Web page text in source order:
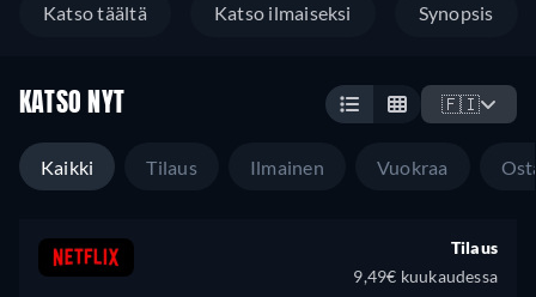
Katso täältä Katso ilmaiseksi Synopsis
KATSO NYT 🇫🇮
Kaikki Tilaus Ilmainen Vuokraa
Tilaus
9,49€ kuukaudessa